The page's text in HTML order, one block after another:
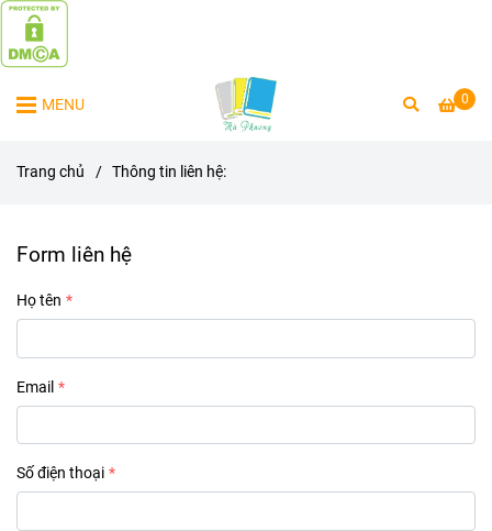
0
MENU
Trang chủ / Thông tin liên hệ:
Form liên hệ
Họ tên
Email
Số điện thoại